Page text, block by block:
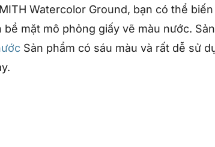
Watercolor Ground, bạn có thể
bề mặt mô phỏng giấy vẽ màu nước.
Sản phẩm có sáu màu và rất dễ sử